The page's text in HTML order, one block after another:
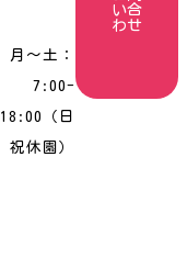
月〜土：
7:00-
18:00（日
祝休園）
い合
わせ